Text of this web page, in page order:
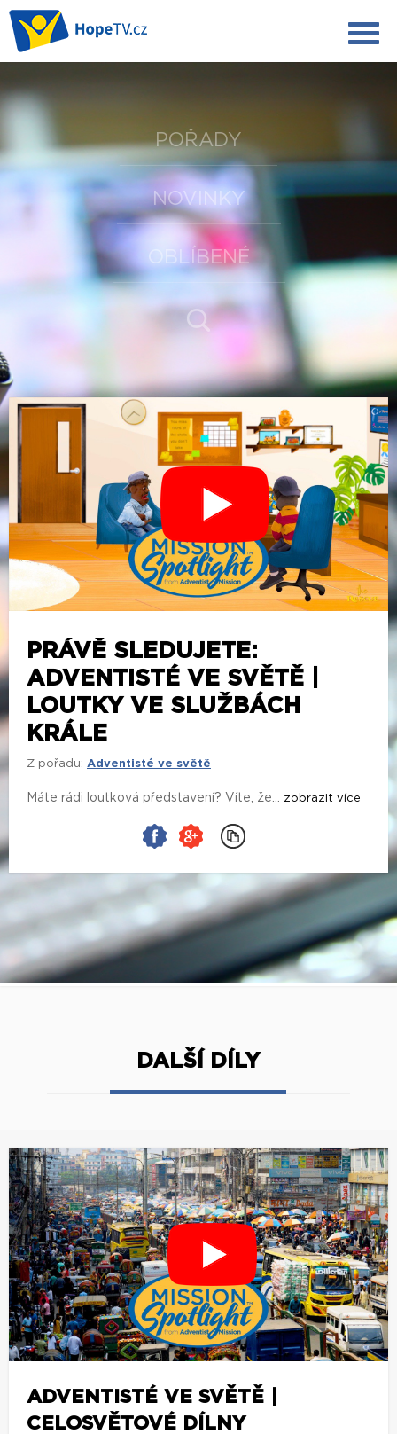
POŘADY
NOVINKY
OBLÍBENÉ
PRÁVĚ SLEDUJETE:
ADVENTISTÉ VE SVĚTĚ |
LOUTKY VE SLUŽBÁCH
KRÁLE
Z pořadu: Adventisté ve světě
Máte rádi loutková představení? Víte, že... zobrazit více
DALŠÍ DÍLY
ADVENTISTÉ VE SVĚTĚ |
CELOSVĚTOVÉ DÍLNY